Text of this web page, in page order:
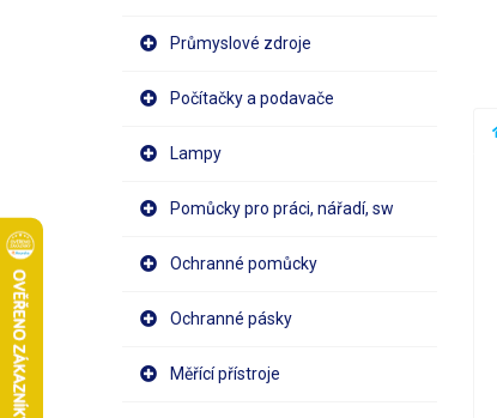
Průmyslové zdroje
Počítačky a podavače
Lampy
Pomůcky pro práci, nářadí, sw
Ochranné pomůcky
Ochranné pásky
Měřící přístroje